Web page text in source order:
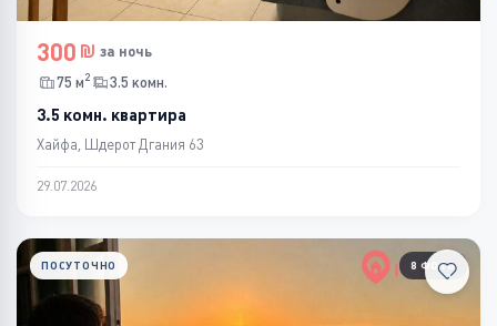
300
за ночь
75 м2 3.5 комн.
3.5 комн. квартира
Хайфа, Шдерот Дгания 63
29.07.2026
8 ФОТО
ПОСУТОЧНО